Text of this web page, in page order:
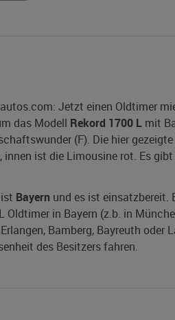
Jetzt einen Oldtimer
das Modell Rekord 1700 L mit
(F). Die hier
ist die Limousine rot. Es
Bayern und es ist einsatzbereit.
Oldtimer in Bayern (z.b. in
Bamberg, Bayreuth oder
des Besitzers fahren.